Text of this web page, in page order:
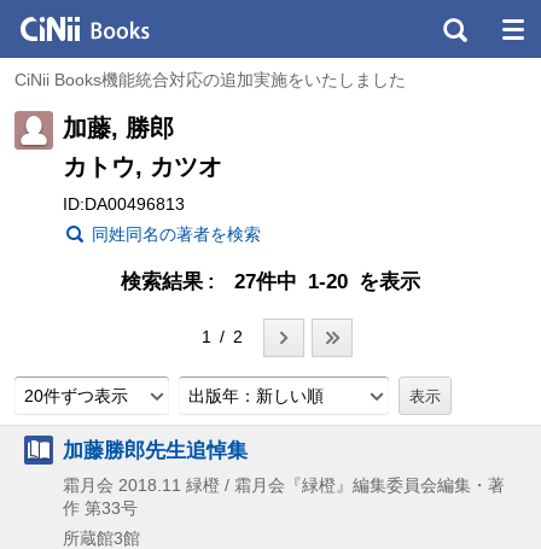
CiNii Books機能統合対応の追加実施をいたしました
加藤, 勝郎
カトウ, カツオ
ID:DA00496813
同姓同名の著者を検索
検索結果 27件中 1-20 を表示
1 / 2
20件ずつ表示 出版年：新しい順
加藤勝郎先生追悼集
霜月会 2018.11 緑橙 / 霜月会『緑橙』編集委員会編集・著
作 第33号
所蔵館3館